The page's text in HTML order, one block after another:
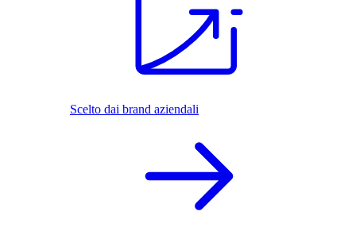
Scelto dai brand aziendali